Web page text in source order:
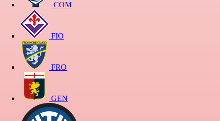
COM
FIO
FRO
GEN